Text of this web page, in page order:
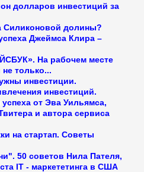
долларов инвестиций за
Силиконовой долины?
Джеймса Клира –
На рабочем месте
только...
инвестиции.
инвестиций.
от Эва Уильямса,
и автора сервиса
на стартап. Советы
50 советов Нила Пателя,
IT - маркететинга в США